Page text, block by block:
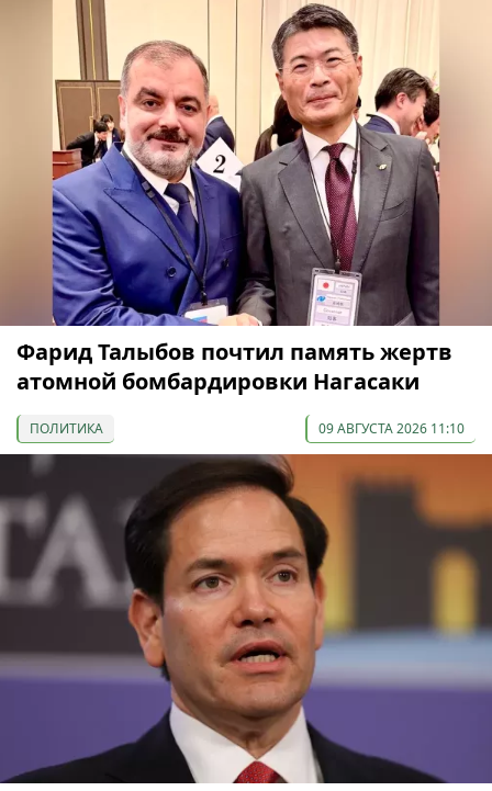
Фарид Талыбов почтил память жертв
атомной бомбардировки Нагасаки
ПОЛИТИКА 09 АВГУСТА 2026 11:10